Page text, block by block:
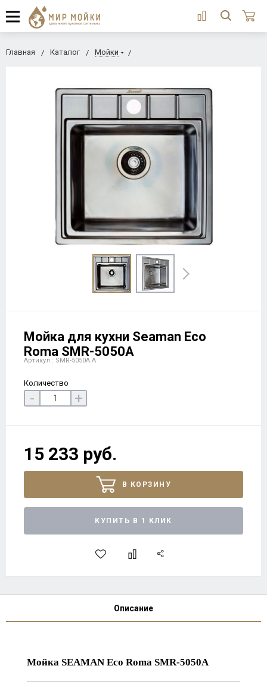
Главная Каталог Мойки
Мойка для кухни Seaman Eco
Roma SMR-5050A
Артикул : SMR-5050A.A
Количество
- +
15 233 руб.
В КОРЗИНУ
КУПИТЬ В 1 КЛИК
Описание
Мойка SEAMAN Eco Roma SMR-5050A